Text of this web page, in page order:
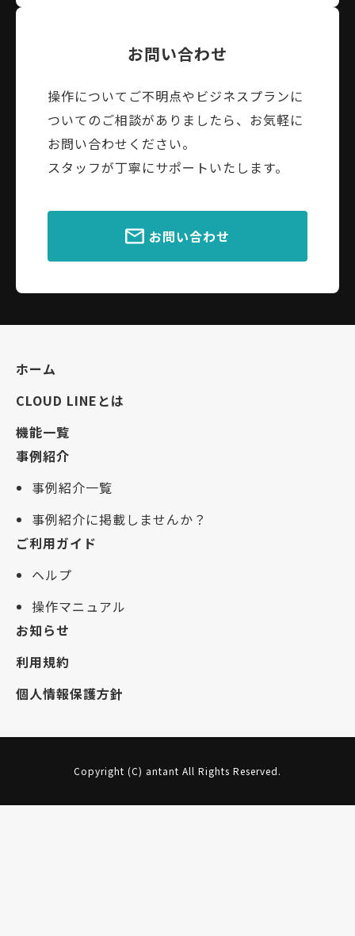
お問い合わせ
操作についてご不明点やビジネスプランに
ついてのご相談がありましたら、お気軽に
お問い合わせください。
スタッフが丁寧にサポートいたします。
お問い合わせ
ホーム
CLOUD LINEとは
機能一覧
事例紹介
事例紹介一覧
事例紹介に掲載しませんか？
ご利用ガイド
ヘルプ
操作マニュアル
お知らせ
利用規約
個人情報保護方針
Copyright (C) antant All Rights Reserved.